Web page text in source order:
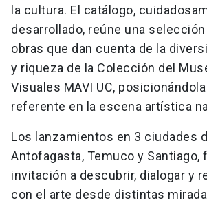
la cultura. El catálogo,
desarrollado, reúne una
obras que dan cuenta de la
y riqueza de la Colección del
Visuales MAVI UC,
referente en la escena artística
Los lanzamientos en 3 ciudades
Antofagasta, Temuco y Santiago,
invitación a descubrir, dialogar y
con el arte desde distintas